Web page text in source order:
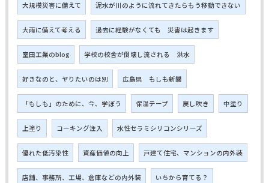
大規模災害に備えて 泥水が川のように流れてきたらもう移動できない
大雨に備えて考える 過去に経験がなくても 災害は起きます
室田工業のblog 学校の校舎が倒壊し流される 洪水
好きなのと、ヤりたいのは別 広島県 もしも新聞
「もしも」のために、今、学ぼう 保温テープ 戻し吹き 中塗り
上塗り コーキング注入 水性セラミシリコンシリーズ
優れた低汚染性 資産価値の向上 戸建て住宅、マンションの内外装
店舗、事務所、工場、倉庫などの内外装 いちから育てる？